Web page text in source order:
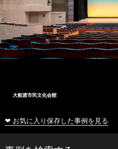
大船渡市民文化会館
❤ お気に入り保存した事例を見る